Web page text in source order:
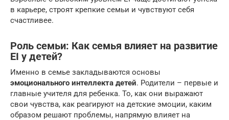
в карьере, строят крепкие семьи и чувствуют себя
счастливее.
Роль семьи: Как семья влияет на развитие
EI у детей?
Именно в семье закладываются основы
эмоционального интеллекта детей. Родители – первые и
главные учителя для ребенка. То, как они выражают
свои чувства, как реагируют на детские эмоции, каким
образом решают проблемы, напрямую влияет на